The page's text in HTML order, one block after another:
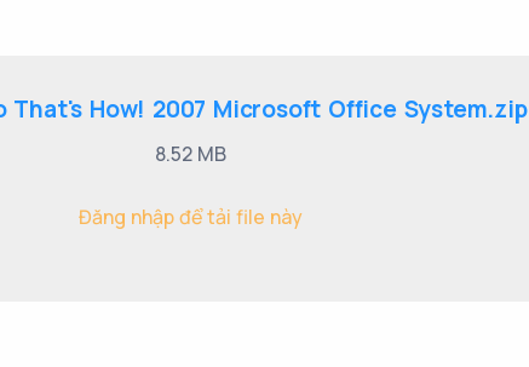
That's How! 2007 Microsoft Office System.zip
8.52 MB
Đăng nhập để tải file này